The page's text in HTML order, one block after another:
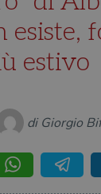
esiste,
estivo
di Giorgio